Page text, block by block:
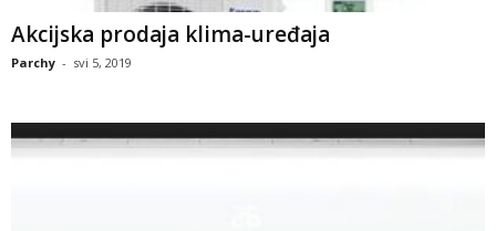
Akcijska prodaja klima-uređaja
Parchy - svi 5, 2019